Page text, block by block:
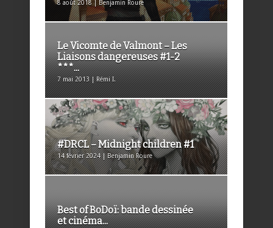
8 août 2018 | Benjamin Roure
Le Vicomte de Valmont – Les
Liaisons dangereuses #1-2
***...
7 mai 2013 | Rémi I.
#DRCL – Midnight children #1
14 février 2024 | Benjamin Roure
Best of BoDoï: bande dessinée
et cinéma...